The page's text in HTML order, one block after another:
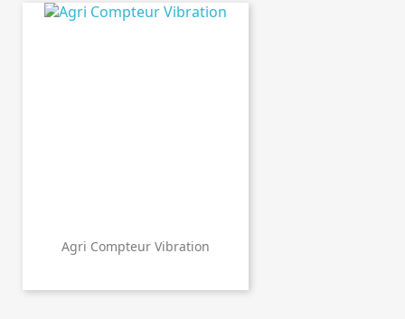
Agri Compteur Vibration